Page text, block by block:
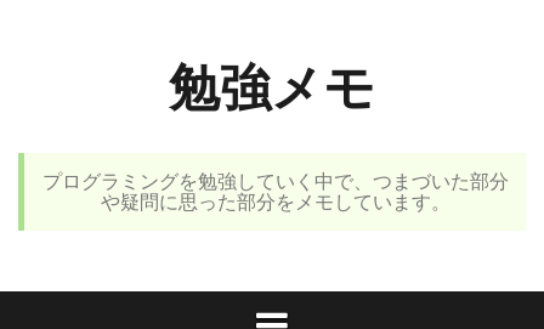
プ
勉強メモ
プログラミングを勉強していく中で、つまづいた部分
や疑問に思った部分をメモしています。